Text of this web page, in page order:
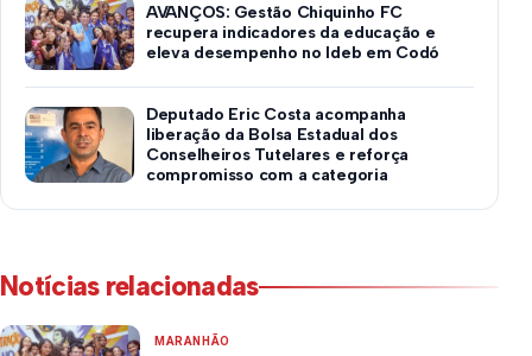
AVANÇOS: Gestão Chiquinho FC
recupera indicadores da educação e
eleva desempenho no Ideb em Codó
Deputado Eric Costa acompanha
liberação da Bolsa Estadual dos
Conselheiros Tutelares e reforça
compromisso com a categoria
Notícias relacionadas
MARANHÃO